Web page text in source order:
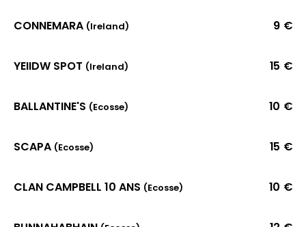
CONNEMARA (Ireland) 9 €
YEIIDW SPOT (Ireland) 15 €
BALLANTINE'S (Ecosse) 10 €
SCAPA (Ecosse) 15 €
CLAN CAMPBELL 10 ANS (Ecosse) 10 €